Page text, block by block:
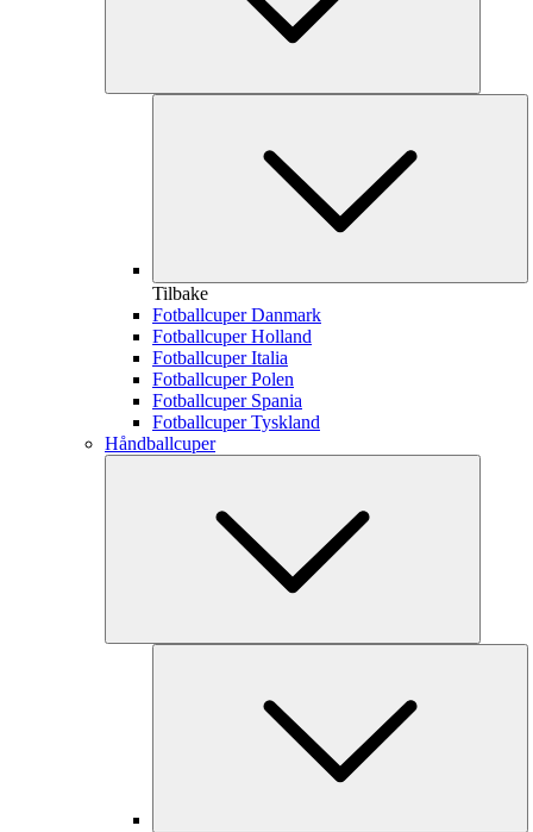
Tilbake
Fotballcuper Danmark
Fotballcuper Holland
Fotballcuper Italia
Fotballcuper Polen
Fotballcuper Spania
Fotballcuper Tyskland
Håndballcuper